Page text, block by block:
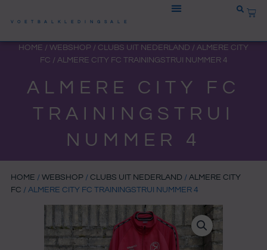
naar
de
VOETBALKLEDINGSALE
HOME / WEBSHOP / CLUBS UIT NEDERLAND / ALMERE CITY
FC / ALMERE CITY FC TRAININGSTRUI NUMMER 4
ALMERE CITY FC
TRAININGSTRUI
NUMMER 4
HOME / WEBSHOP/ CLUBS UIT NEDERLAND / ALMERE CITY
FC / ALMERE CITY FC TRAININGSTRUI NUMMER 4